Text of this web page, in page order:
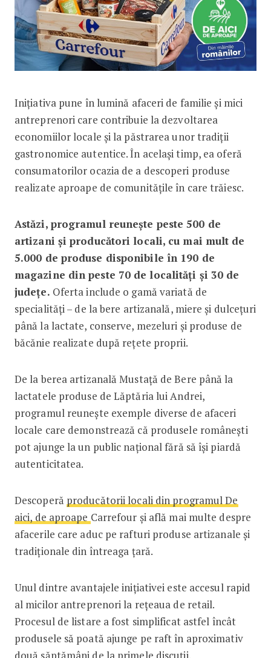
Inițiativa pune în lumină afaceri de familie și mici
antreprenori care contribuie la dezvoltarea
economiilor locale și la păstrarea unor tradiții
gastronomice autentice. În același timp, ea oferă
consumatorilor ocazia de a descoperi produse
realizate aproape de comunitățile în care trăiesc.
Astăzi, programul reunește peste 500 de
artizani și producători locali, cu mai mult de
5.000 de produse disponibile în 190 de
magazine din peste 70 de localități și 30 de
județe. Oferta include o gamă variată de
specialități – de la bere artizanală, miere și dulcețuri
până la lactate, conserve, mezeluri și produse de
băcănie realizate după rețete proprii.
De la berea artizanală Mustață de Bere până la
lactatele produse de Lăptăria lui Andrei,
programul reunește exemple diverse de afaceri
locale care demonstrează că produsele românești
pot ajunge la un public național fără să își piardă
autenticitatea.
Descoperă producătorii locali din programul De
aici, de aproape Carrefour și află mai multe despre
afacerile care aduc pe rafturi produse artizanale și
tradiționale din întreaga țară.
Unul dintre avantajele inițiativei este accesul rapid
al micilor antreprenori la rețeaua de retail.
Procesul de listare a fost simplificat astfel încât
produsele să poată ajunge pe raft în aproximativ